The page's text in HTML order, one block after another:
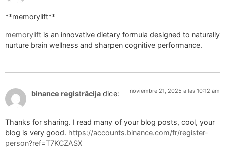
**memorylift**
memorylift is an innovative dietary formula designed to naturally
nurture brain wellness and sharpen cognitive performance.
binance registrācija dice: noviembre 21, 2025 a las 10:12 am
Thanks for sharing. I read many of your blog posts, cool, your
blog is very good. https://accounts.binance.com/fr/register-
person?ref=T7KCZASX